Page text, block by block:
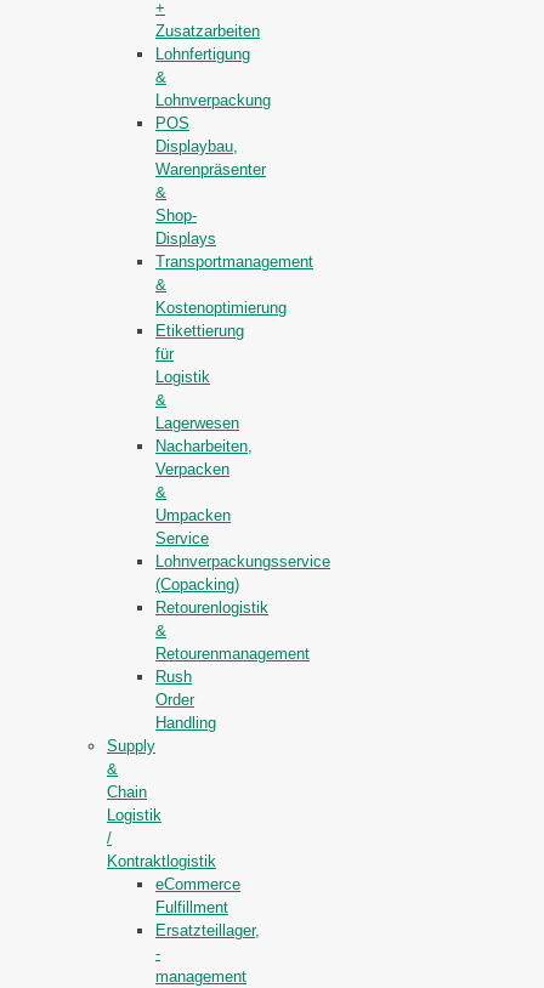
+
Zusatzarbeiten
Lohnfertigung
&
Lohnverpackung
POS
Displaybau,
Warenpräsenter
&
Shop-
Displays
Transportmanagement
&
Kostenoptimierung
Etikettierung
für
Logistik
&
Lagerwesen
Nacharbeiten,
Verpacken
&
Umpacken
Service
Lohnverpackungsservice
(Copacking)
Retourenlogistik
&
Retourenmanagement
Rush
Order
Handling
Supply
&
Chain
Logistik
/
Kontraktlogistik
eCommerce
Fulfillment
Ersatzteillager,
-
management